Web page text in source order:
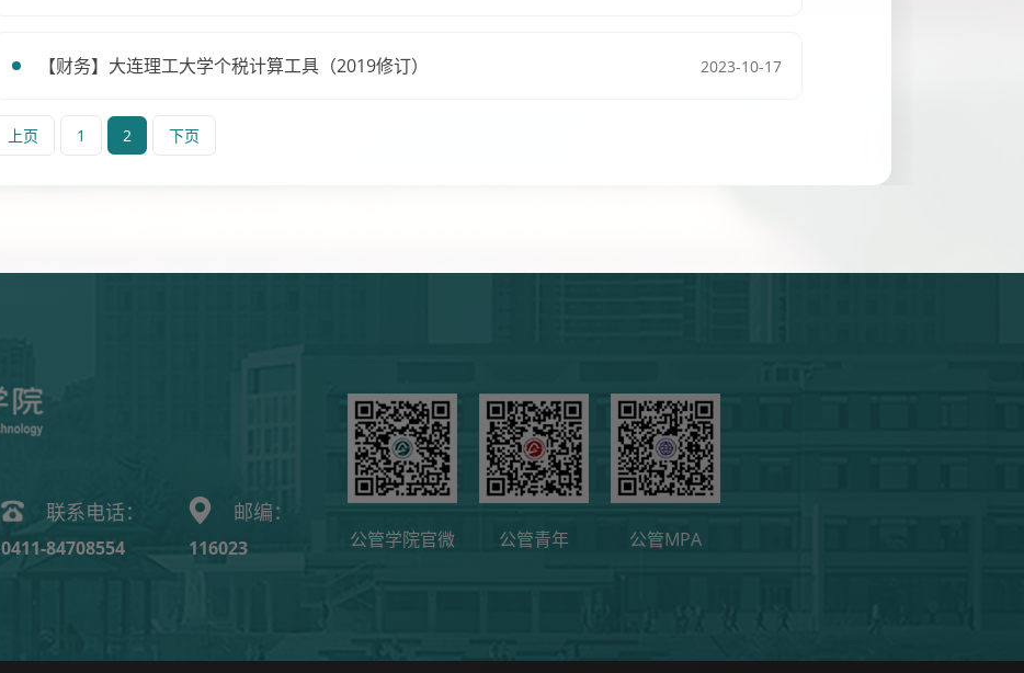
【财务】大连理工大学个税计算工具（2019修订） 2023-10-17
上页 1 2 下页
联系电话：
0411-84708554
邮编：
116023 公管学院官微 公管青年 公管MPA